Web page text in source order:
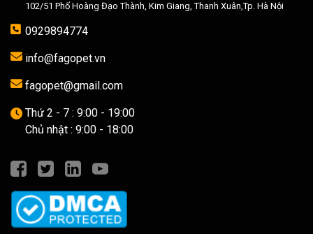
102/51 Phố Hoàng Đạo Thành, Kim Giang, Thanh Xuân,Tp. Hà Nội
0929894774
info@fagopet.vn
fagopet@gmail.com
Thứ 2 - 7 : 9:00 - 19:00
Chủ nhật : 9:00 - 18:00